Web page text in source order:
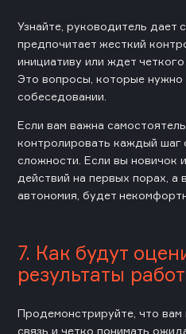
Узнайте, руководитель дает
предпочитает жесткий
инициативу или ждет
Это вопросы, которые
собеседовании.
Если вам важна
контролировать каждый шаг
сложности. Если вы новичок
действий на первых порах, а
автономия, будет
7. Как будут
результаты
Продемонстрируйте, что
связь и четко понимать